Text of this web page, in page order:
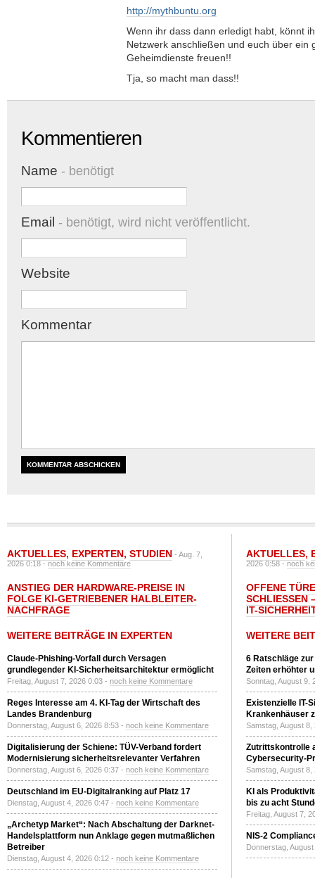
http://mythbuntu.org
Wenn ihr dass dann erledigt habt, könnt
Netzwerk anschließen und euch über ein
Geheimdienste freuen!!
Tja, so macht man dass!!
Kommentieren
Name - benötigt
Email - benötigt, wird nicht veröffentlicht.
Website
Kommentar
AKTUELLES, EXPERTEN, STUDIEN - Aug. 7,
2026 0:18 -noch keine Kommentare
ANSTIEG DER HARDWARE-PREISE IN
FOLGE KI-GETRIEBENER HALBLEITER-
NACHFRAGE
WEITERE BEITRÄGE IN EXPERTEN
Claude-Phishing-Vorfall durch Versagen
grundlegender KI-Sicherheitsarchitektur ermöglicht
Freitag, August 7, 2026 0:03 - noch keine Kommentare
Reges Interesse am 4. KI-Tag der Wirtschaft des
Landes Brandenburg
Donnerstag, August 6, 2026 8:53 - noch keine Kommentare
Digitalisierung der Schiene: TÜV-Verband fordert
Modernisierung sicherheitsrelevanter Verfahren
Donnerstag, August 6, 2026 0:37 - noch keine Kommentare
Deutschland im EU-Digitalranking auf Platz 17
Dienstag, August 4, 2026 0:47 - noch keine Kommentare
„Archetyp Market“: Nach Abschaltung der Darknet-
Handelsplattform nun Anklage gegen mutmaßlichen
Betreiber
Dienstag, August 4, 2026 0:12 - noch keine Kommentare
AKTUELLES,
2026 0:58 -noch
OFFENE
SCHLIESSEN
T-
WEITERE
6 Ratschläge
Zeiten erhöhter
Sonntag, August 9,
Existenzielle IT-
Krankenhäuser
Samstag, August
Zutrittskontrolle
Cybersecurity-
Samstag, August
KI als
bis zu acht
Freitag, August 7,
NIS-2
Donnerstag,